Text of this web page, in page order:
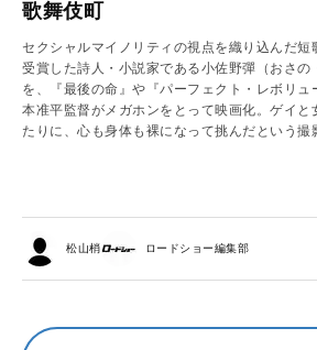
歌舞伎町
セクシャルマイノリティの視点を織り込んだ短
受賞した詩人・小説家である小佐野彈（おさの
を、『最後の命』や『パーフェクト・レボリ
本准平監督がメガホンをとって映画化。ゲイと
たりに、心も身体も裸になって挑んだという撮
松山梢 ロードショー編集部